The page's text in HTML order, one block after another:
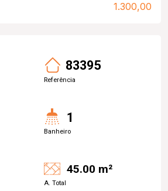
1.300,00
83395
Referência
1
Banheiro
45.00 m²
A. Total